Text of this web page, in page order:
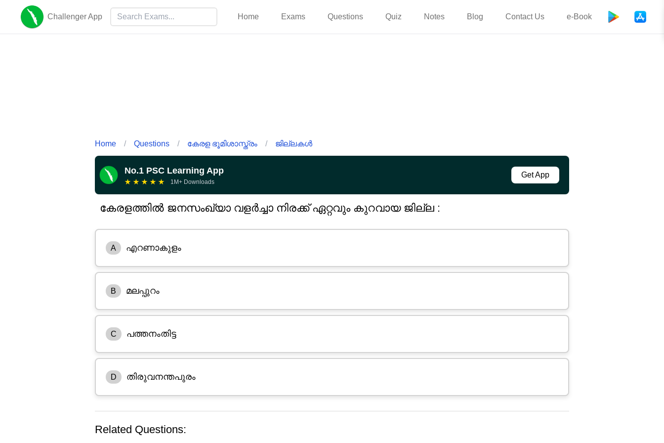
Challenger App Home Exams Questions Quiz Notes Blog Contact Us e-Book
Home / Questions / കേരള ഭൂമിശാസ്ത്രം / ജില്ലകൾ
No.1 PSC Learning App
★ ★ ★ ★ ★ 1M+ Downloads
Get App
കേരളത്തിൽ ജനസംഖ്യാ വളർച്ചാ നിരക്ക് ഏറ്റവും കുറവായ ജില്ല :
A എറണാകുളം
B മലപ്പുറം
C പത്തനംതിട്ട
D തിരുവനന്തപുരം
Related Questions: